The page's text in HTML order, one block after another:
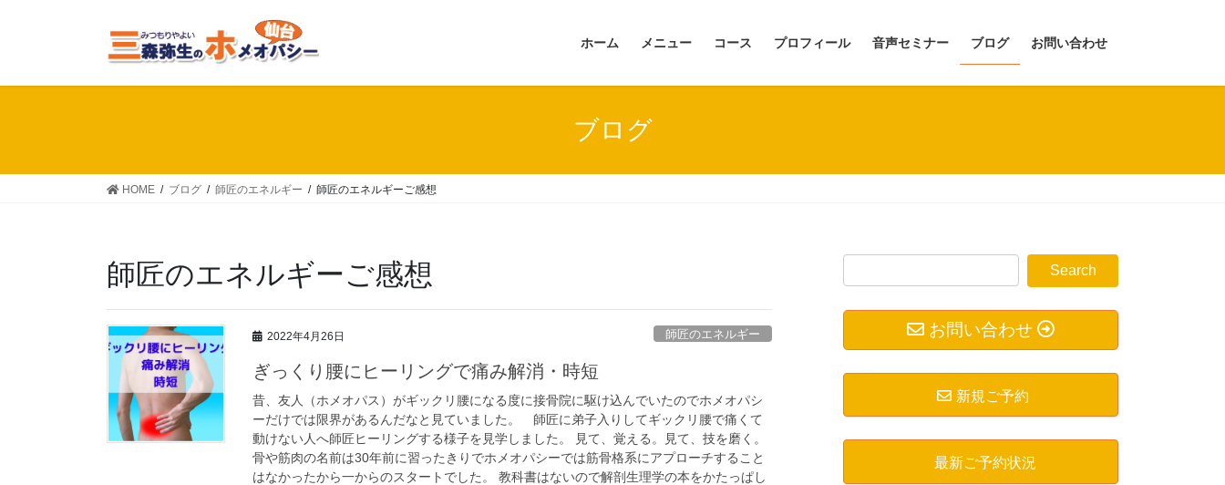
ホーム メニュー コース プロフィール 音声セミナー ブログ お問い合わせ
ブログ
HOME ブログ 師匠のエネルギー 師匠のエネルギーご感想
師匠のエネルギーご感想
2022年4月26日 師匠のエネルギー
ぎっくり腰にヒーリングで痛み解消・時短
昔、友人（ホメオパス）がギックリ腰になる度に接骨院に駆け込んでいたのでホメオパシ
ーだけでは限界があるんだなと見ていました。 師匠に弟子入りしてギックリ腰で痛くて
動けない人へ師匠ヒーリングする様子を見学しました。 見て、覚える。見て、技を磨く。
骨や筋肉の名前は30年前に習ったきりでホメオパシーでは筋骨格系にアプローチすること
はなかったから一からのスタートでした。 教科書はないので解剖生理学の本をかたっぱし
お問い合わせ
新規ご予約
最新ご予約状況